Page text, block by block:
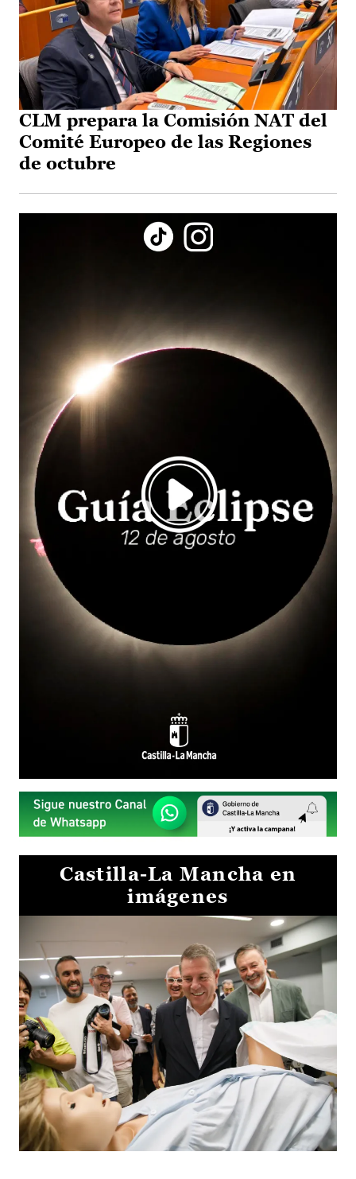
CLM prepara la Comisión NAT del
Comité Europeo de las Regiones
de octubre
Castilla-La Mancha en
imágenes